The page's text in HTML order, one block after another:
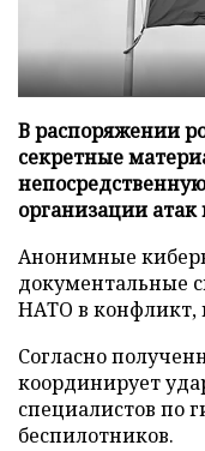
В распоряжении
секретные
организации атак
Анонимные
документальные
НАТО в конфликт,
Согласно
координирует
специалистов по
беспилотников.